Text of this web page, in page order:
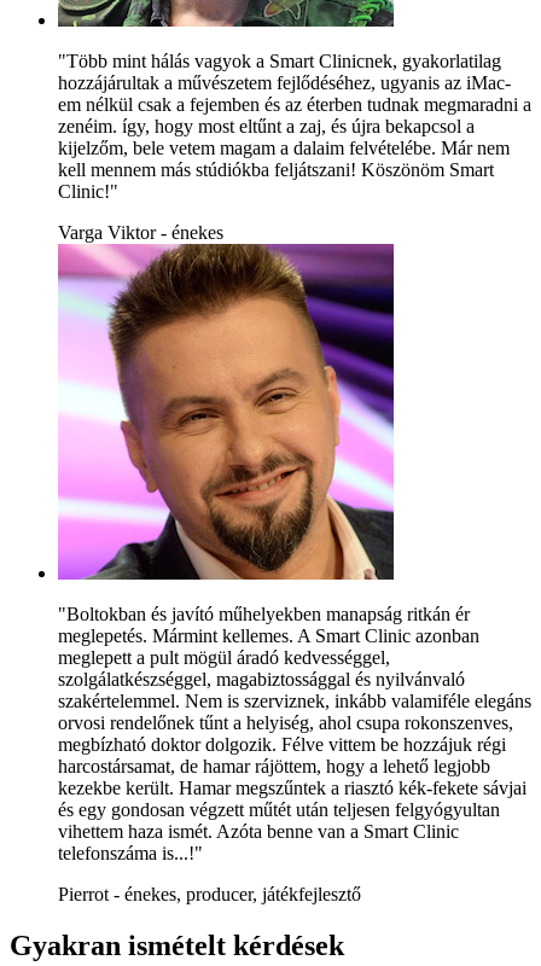
"Több mint hálás vagyok a Smart Clinicnek, gyakorlatilag
hozzájárultak a művészetem fejlődéséhez, ugyanis az iMac-
em nélkül csak a fejemben és az éterben tudnak megmaradni a
zenéim. így, hogy most eltűnt a zaj, és újra bekapcsol a
kijelzőm, bele vetem magam a dalaim felvételébe. Már nem
kell mennem más stúdiókba feljátszani! Köszönöm Smart
Clinic!"
Varga Viktor - énekes
"Boltokban és javító műhelyekben manapság ritkán ér
meglepetés. Mármint kellemes. A Smart Clinic azonban
meglepett a pult mögül áradó kedvességgel,
szolgálatkészséggel, magabiztossággal és nyilvánvaló
szakértelemmel. Nem is szerviznek, inkább valamiféle elegáns
orvosi rendelőnek tűnt a helyiség, ahol csupa rokonszenves,
megbízható doktor dolgozik. Félve vittem be hozzájuk régi
harcostársamat, de hamar rájöttem, hogy a lehető legjobb
kezekbe került. Hamar megszűntek a riasztó kék-fekete sávjai
és egy gondosan végzett műtét után teljesen felgyógyultan
vihettem haza ismét. Azóta benne van a Smart Clinic
telefonszáma is...!"
Pierrot - énekes, producer, játékfejlesztő
Gyakran ismételt kérdések